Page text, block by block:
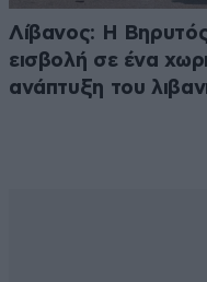
Λίβανος: Η
εισβολή σε ένα
ανάπτυξη του